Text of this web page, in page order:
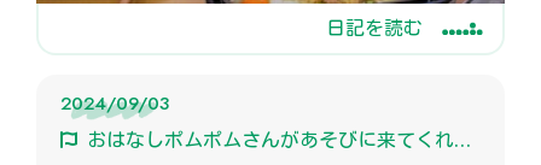
日記を読む
2024/09/03
おはなしポムポムさんがあそびに来てくれたよ！！